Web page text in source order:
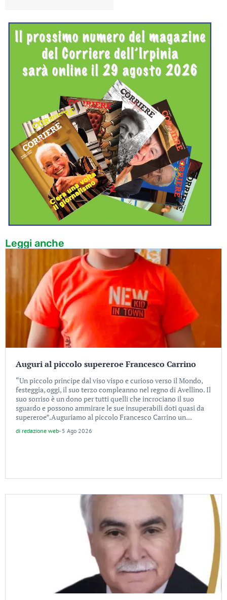
Leggi anche
Auguri al piccolo supereroe Francesco Carrino
“Un piccolo principe dal viso vispo e curioso verso il Mondo,
festeggia, oggi, il suo terzo compleanno nel regno di Avellino. Il
suo sorriso è un dono per tutti quelli che incrociano il suo
sguardo e possono ammirare le sue insuperabili doti quasi da
supereroe”.Auguriamo al piccolo Francesco Carrino un...
di redazione web- 5 Ago 2026